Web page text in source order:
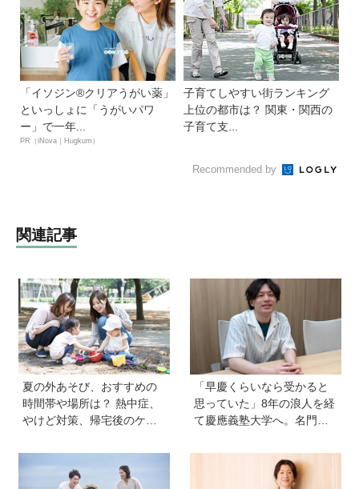
「イソジン®クリアうがい薬」
といっしょに「うがいパワ
ー」で一年...
PR（iNova｜Hugkum）
子育てしやすい街ランキング
上位の都市は？ 関東・関西の
子育て支...
Recommended by
関連記事
夏の外あそび、おすすめの
時間帯や場所は？ 熱中症、
やけど対策、帰宅後のケア
修】
「早慶くらいなら受かると
思っていた」8年の浪人を経
て慶應義塾大学へ。名門・
受験の反動からゲーム依存
症に。成績急降下から“いい